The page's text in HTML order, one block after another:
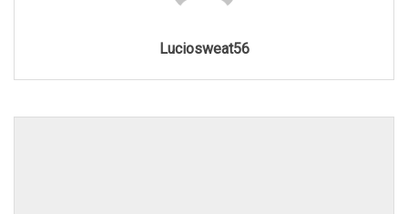
Luciosweat56